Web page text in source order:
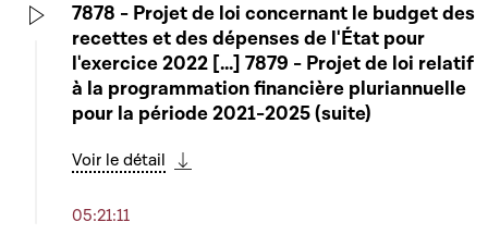
7878 - Projet de loi concernant le budget des
recettes et des dépenses de l'État pour
l'exercice 2022 [...] 7879 - Projet de loi relatif
à la programmation financière pluriannuelle
pour la période 2021-2025 (suite)
Voir le détail
05:21:11